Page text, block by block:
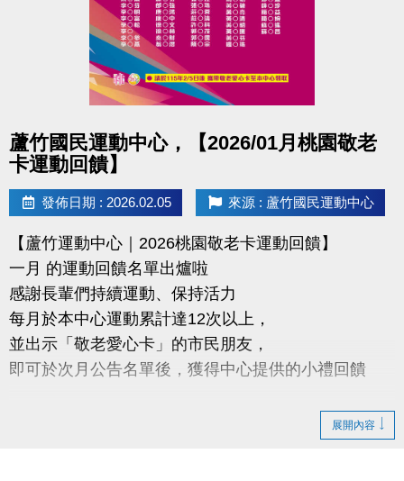
蘆竹國民運動中心，【2026/01月桃園敬老
卡運動回饋】
發佈日期 : 2026.02.05 來源 : 蘆竹國民運動中心
【蘆竹運動中心｜2026桃園敬老卡運動回饋】
一月 的運動回饋名單出爐啦
感謝長輩們持續運動、保持活力
每月於本中心運動累計達12次以上，
並出示「敬老愛心卡」的市民朋友，
即可於次月公告名單後，獲得中心提供的小禮回饋
請於115年2/5日後 攜帶敬老愛心卡至本中心領取展開內容